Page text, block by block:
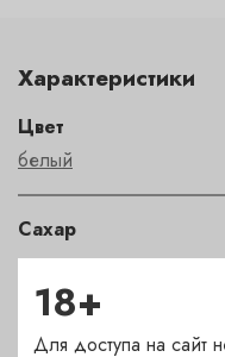
Характеристики
Цвет
белый
Сахар
сухое
Страна
18+
Для доступа на сайт